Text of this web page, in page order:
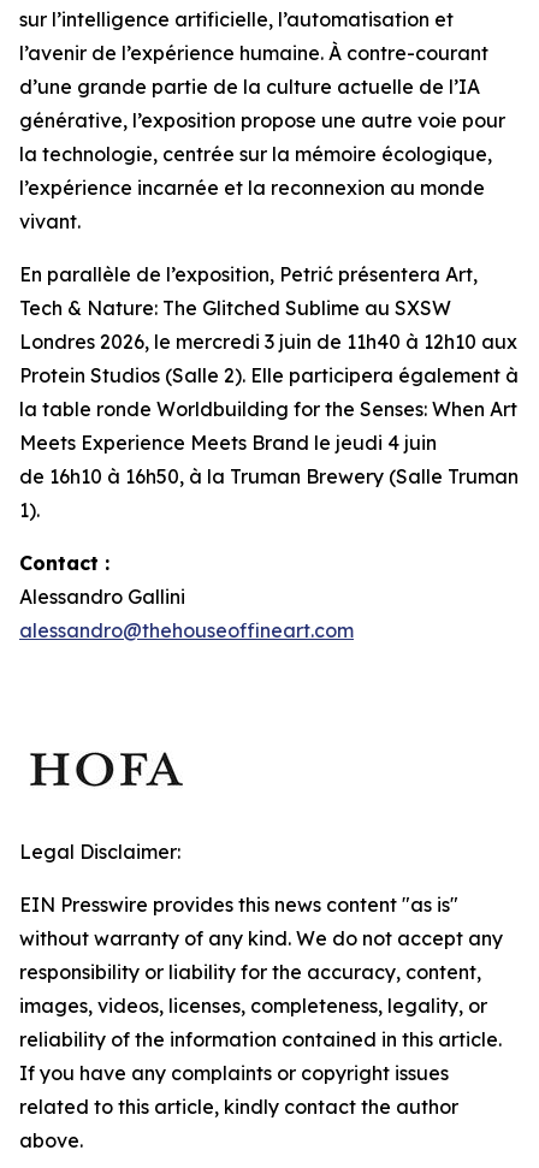
sur l’intelligence artificielle, l’automatisation et
l’avenir de l’expérience humaine. À contre-courant
d’une grande partie de la culture actuelle de l’IA
générative, l’exposition propose une autre voie pour
la technologie, centrée sur la mémoire écologique,
l’expérience incarnée et la reconnexion au monde
vivant.
En parallèle de l’exposition, Petrić présentera Art,
Tech & Nature: The Glitched Sublime au SXSW
Londres 2026, le mercredi 3 juin de 11h40 à 12h10 aux
Protein Studios (Salle 2). Elle participera également à
la table ronde Worldbuilding for the Senses: When Art
Meets Experience Meets Brand le jeudi 4 juin
de 16h10 à 16h50, à la Truman Brewery (Salle Truman
1).
Contact :
Alessandro Gallini
alessandro@thehouseoffineart.com
Legal Disclaimer:
EIN Presswire provides this news content "as is"
without warranty of any kind. We do not accept any
responsibility or liability for the accuracy, content,
images, videos, licenses, completeness, legality, or
reliability of the information contained in this article.
If you have any complaints or copyright issues
related to this article, kindly contact the author
above.